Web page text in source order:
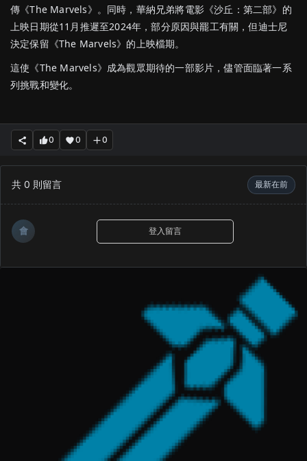
傳《The Marvels》。同時，華納兄弟將電影《沙丘：第二部》的
上映日期從11月推遲至2024年，部分原因與罷工有關，但迪士尼
決定保留《The Marvels》的上映檔期。
這使《The Marvels》成為觀眾期待的一部影片，儘管面臨著一系
列挑戰和變化。
0 0 0
共 0 則留言 最新在前
會 登入留言